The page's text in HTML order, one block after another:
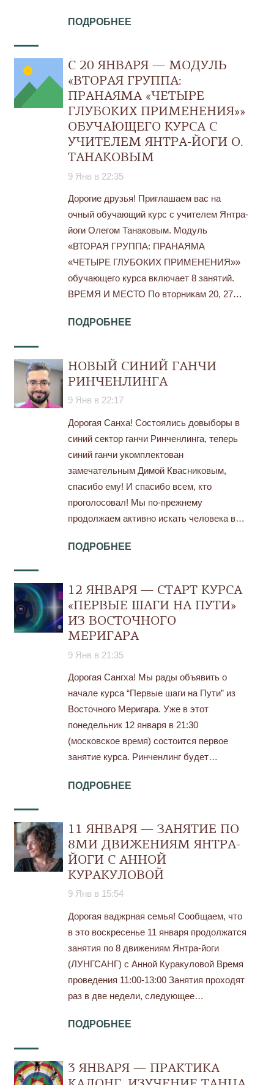
ПОДРОБНЕЕ
С 20 ЯНВАРЯ — МОДУЛЬ
«ВТОРАЯ ГРУППА:
ПРАНАЯМА «ЧЕТЫРЕ
ГЛУБОКИХ ПРИМЕНЕНИЯ»»
ОБУЧАЮЩЕГО КУРСА С
УЧИТЕЛЕМ ЯНТРА-ЙОГИ О.
ТАНАКОВЫМ
9 Янв в 22:35
Дорогие друзья! Приглашаем вас на
очный обучающий курс с учителем Янтра-
йоги Олегом Танаковым. Модуль
«ВТОРАЯ ГРУППА: ПРАНАЯМА
«ЧЕТЫРЕ ГЛУБОКИХ ПРИМЕНЕНИЯ»»
обучающего курса включает 8 занятий.
ВРЕМЯ И МЕСТО По вторникам 20, 27…
ПОДРОБНЕЕ
НОВЫЙ СИНИЙ ГАНЧИ
РИНЧЕНЛИНГА
9 Янв в 22:17
Дорогая Санха! Состоялись довыборы в
синий сектор ганчи Ринченлинга, теперь
синий ганчи укомплектован
замечательным Димой Квасниковым,
спасибо ему! И спасибо всем, кто
проголосовал! Мы по-прежнему
продолжаем активно искать человека в…
ПОДРОБНЕЕ
12 ЯНВАРЯ — СТАРТ КУРСА
«ПЕРВЫЕ ШАГИ НА ПУТИ»
ИЗ ВОСТОЧНОГО
МЕРИГАРА
9 Янв в 21:35
Дорогая Сангха! Мы рады объявить о
начале курса “Первые шаги на Пути” из
Восточного Меригара. Уже в этот
понедельник 12 января в 21:30
(московское время) состоится первое
занятие курса. Ринченлинг будет…
ПОДРОБНЕЕ
11 ЯНВАРЯ — ЗАНЯТИЕ ПО
8МИ ДВИЖЕНИЯМ ЯНТРА-
ЙОГИ С АННОЙ
КУРАКУЛОВОЙ
9 Янв в 15:54
Дорогая ваджрная семья! Сообщаем, что
в это воскресенье 11 января продолжатся
занятия по 8 движениям Янтра-йоги
(ЛУНГСАНГ) c Анной Куракуловой Время
проведения 11:00-13:00 Занятия проходят
раз в две недели, следующее…
ПОДРОБНЕЕ
3 ЯНВАРЯ — ПРАКТИКА